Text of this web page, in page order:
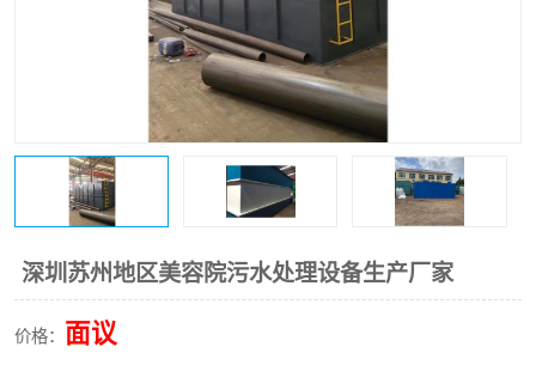
深圳苏州地区美容院污水处理设备生产厂家
价格： 面议
一体化污水处理设备 食品制造业污水处理设备
医院辐射污水衰变池